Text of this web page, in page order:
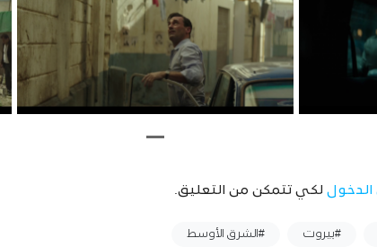
لكي تتمكن من التعليق.
#بيروت #الشرق الأوسط